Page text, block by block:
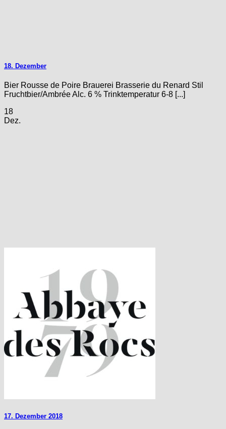
18. Dezember
Bier Rousse de Poire Brauerei Brasserie du Renard Stil
Fruchtbier/Ambrée Alc. 6 % Trinktemperatur 6-8 [...]
18
Dez.
17. Dezember 2018